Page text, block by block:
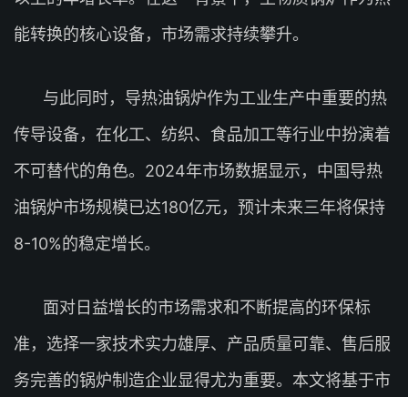
能转换的核心设备，市场需求持续攀升。
与此同时，导热油锅炉作为工业生产中重要的热
传导设备，在化工、纺织、食品加工等行业中扮演着
不可替代的角色。2024年市场数据显示，中国导热
油锅炉市场规模已达180亿元，预计未来三年将保持
8-10%的稳定增长。
面对日益增长的市场需求和不断提高的环保标
准，选择一家技术实力雄厚、产品质量可靠、售后服
务完善的锅炉制造企业显得尤为重要。本文将基于市